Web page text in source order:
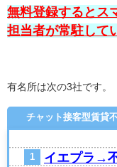
無料登録するとス
担当者が常駐して
有名所は次の3社です。
チャット接客型賃貸
イエプラ→